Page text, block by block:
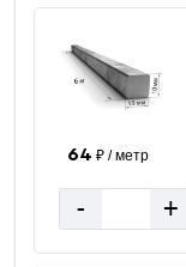
64 ₽ / метр
- +
Масса 1 п/м кг.
Ширина